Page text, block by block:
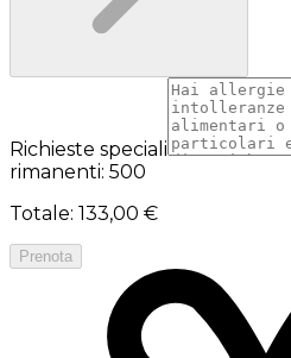
Richieste speciali
rimanenti: 500
Totale: 133,00 €
Prenota